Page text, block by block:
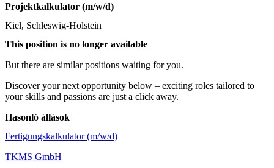
Projektkalkulator (m/w/d)
Kiel, Schleswig-Holstein
This position is no longer available
But there are similar positions waiting for you.
Discover your next opportunity below – exciting roles tailored to
your skills and passions are just a click away.
Hasonló állások
Fertigungskalkulator (m/w/d)
TKMS GmbH